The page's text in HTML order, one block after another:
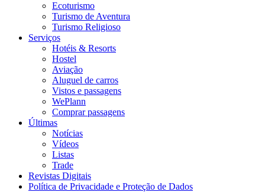
Ecoturismo
Turismo de Aventura
Turismo Religioso
Serviços
Hotéis & Resorts
Hostel
Aviação
Aluguel de carros
Vistos e passagens
WePlann
Comprar passagens
Últimas
Notícias
Vídeos
Listas
Trade
Revistas Digitais
Política de Privacidade e Proteção de Dados